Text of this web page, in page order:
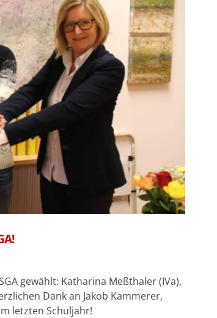
gewählt: Katharina Meßthaler (IVa),
Dank an Jakob Kammerer,
letzten Schuljahr!